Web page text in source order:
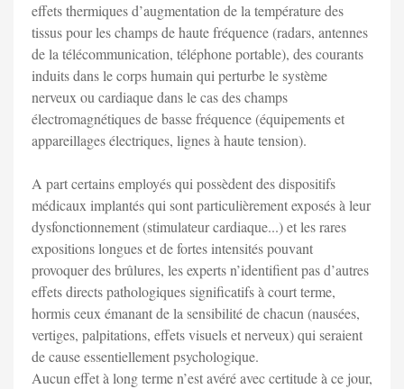
effets thermiques d’augmentation de la température des
tissus pour les champs de haute fréquence (radars, antennes
de la télécommunication, téléphone portable), des courants
induits dans le corps humain qui perturbe le système
nerveux ou cardiaque dans le cas des champs
électromagnétiques de basse fréquence (équipements et
appareillages électriques, lignes à haute tension).
A part certains employés qui possèdent des dispositifs
médicaux implantés qui sont particulièrement exposés à leur
dysfonctionnement (stimulateur cardiaque...) et les rares
expositions longues et de fortes intensités pouvant
provoquer des brûlures, les experts n’identifient pas d’autres
effets directs pathologiques significatifs à court terme,
hormis ceux émanant de la sensibilité de chacun (nausées,
vertiges, palpitations, effets visuels et nerveux) qui seraient
de cause essentiellement psychologique.
Aucun effet à long terme n’est avéré avec certitude à ce jour,